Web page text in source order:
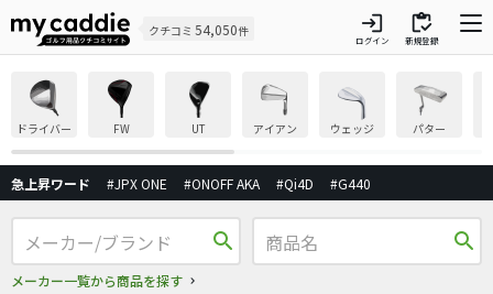
クチコミ 54,050件 login
ログイン
inventory
新規登録
ドライバー FW UT アイアン ウェッジ パター
急上昇ワード #JPX ONE #ONOFF AKA #Qi4D #G440
search
メーカー一覧から商品を探す
search